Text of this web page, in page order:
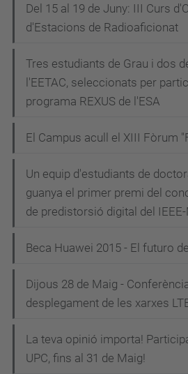
Del 15 al 19 de Juny: III Curs
d'Estacions de Radioaficionat
Tres estudiants de Grau i dos
l'EETAC, seleccionats per
programa REXUS de l'ESA
El Campus acull el XIII Fòrum
Un equip d'estudiants de
guanya el primer premi del
de predistorsió digital del
Beca Huawei 2015 - El futuro
Dijous 28 de Maig -
desplegament de les xarxes
La teva opinió importa!
UPC, fins al 31 de Maig!